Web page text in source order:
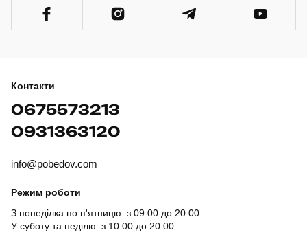
Контакти
0675573213
0931363120
info@pobedov.com
Режим роботи
З понеділка по п'ятницю: з 09:00 до 20:00
У суботу та неділю: з 10:00 до 20:00